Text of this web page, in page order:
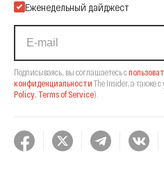
Еженедельный дайджест
Подписываясь, вы соглашаетесь с
конфиденциальности The Insider, а также с
Policy, Terms of Service).